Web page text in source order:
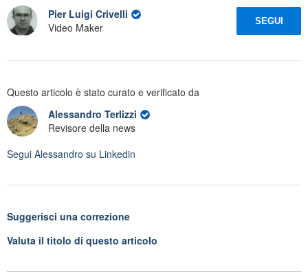
Pier Luigi Crivelli
Video Maker
SEGUI
Questo articolo è stato curato e verificato da
Alessandro Terlizzi
Revisore della news
Segui Alessandro su Linkedin
Suggerisci una correzione
Valuta il titolo di questo articolo